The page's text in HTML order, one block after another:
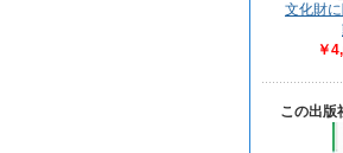
文化財
￥
この出版